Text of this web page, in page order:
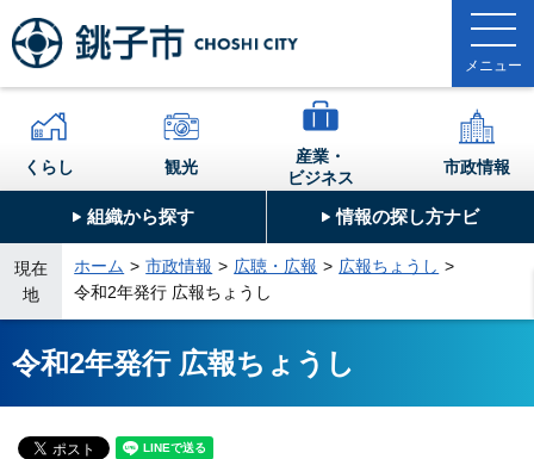
組織から探す 情報の探し方ナビ
くらし 観光
産業・
ビジネス
市政情報
現在
地
ホーム 市政情報 広聴・広報
広報ちょうし
令和2年発行 広報ちょうし
令和2年発行 広報ちょうし